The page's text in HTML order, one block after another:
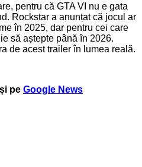
pentru că GTA VI nu e gata
Rockstar a anunțat că jocul ar
în 2025, dar pentru cei care
să aștepte până în 2026.
de acest trailer în lumea reală.
pe Google News